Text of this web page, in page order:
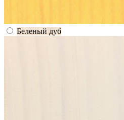
Беленый дуб